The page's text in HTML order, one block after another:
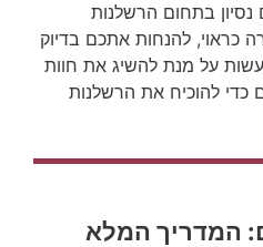
נסיון בתחום הרשלנות
כראוי, להנחות אתכם בדיוק
על מנת להשיג את חוות
כדי להוכיח את הרשלנות
המדריך המלא